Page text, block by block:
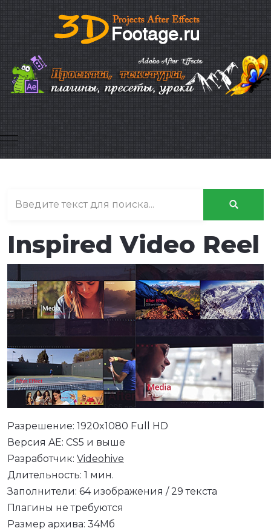
Mobile Menu Toggle
Inspired Video Reel
Разрешение: 1920x1080 Full HD
Версия AE: CS5 и выше
Разработчик: Videohive
Длительность: 1 мин.
Заполнители: 64 изображения / 29 текста
Плагины не требуются
Размер архива: 34Мб